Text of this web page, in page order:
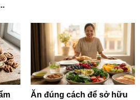
Ăn đúng cách để sở hữu